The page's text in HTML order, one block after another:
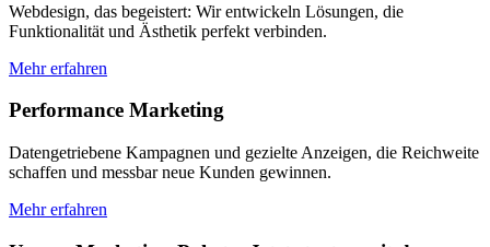
Webdesign, das begeistert: Wir entwickeln Lösungen, die
Funktionalität und Ästhetik perfekt verbinden.
Mehr erfahren
Performance Marketing
Datengetriebene Kampagnen und gezielte Anzeigen, die Reichweite
schaffen und messbar neue Kunden gewinnen.
Mehr erfahren